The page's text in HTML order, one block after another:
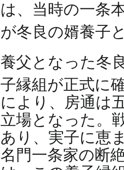
は、当時の一条
が冬良の婿養子
養父となった冬
子縁組が正式に
により、房通は
立場となった。
あり、実子に恵
名門一条家の断